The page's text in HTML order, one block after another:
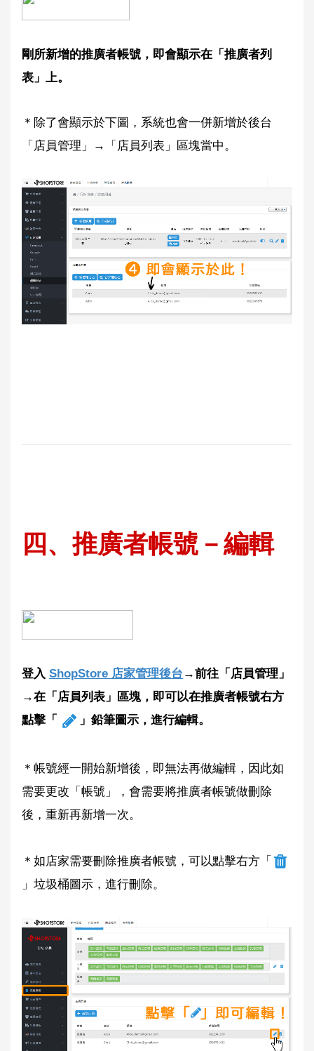
剛所新增的推廣者帳號，即會顯示在「推廣者列
表」上。
＊除了會顯示於下圖，系統也會一併新增於後台
「店員管理」→「店員列表」區塊當中。
四 、推廣者帳號－編輯
登入 ShopStore 店家管理後台 →前往「店員管理」
→在「店員列表」區塊，即可以在推廣者帳號右方
點擊「
」鉛筆圖示，進行編輯。
＊帳號經一開始新增後，即無法再做編輯，因此如
需要更改「帳號」，會需要將推廣者帳號做刪除
後，重新再新增一次。
＊如店家需要刪除推廣者帳號，可以點擊右方「
」垃圾桶圖示，進行刪除。